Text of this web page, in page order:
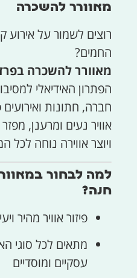
מאוורר להשכרה
רוצים לשמור על אירוע
החמים?
מאוורר להשכרה
הפתרון האידיאלי
חברה, חתונות
אוויר נעים ומרענן,
ויוצר אווירה נוחה
למה לבחור
חנה?
פיזור אוויר מהיר
מתאים לכל סוגי
עסקיים ומוסדיים